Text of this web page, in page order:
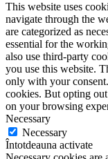
This website uses
navigate through the
are categorized as
essential for the
also use third-party
you use this website.
only with your
cookies. But opting
on your browsing
Necessary
Necessary
Întotdeauna activate